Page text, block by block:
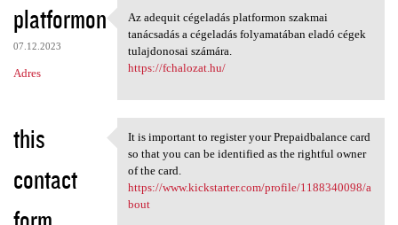
platformon
07.12.2023
Adres
Az adequit cégeladás
Az adequit cégeladás platformon szakmai
tanácsadás a cégeladás folyamatában eladó cégek
tulajdonosai számára.
https://fchalozat.hu/
this
contact
It is important to register
It is important to register your Prepaidbalance card
so that you can be identified as the rightful owner
of the card.
https://www.kickstarter.com/profile/1188340098/a
bout